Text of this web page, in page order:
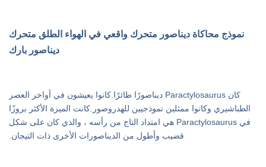
نموذج محاكاة ديناصور متحرك واقعي في الهواء الطلق متحرك
ديناصور بارك
كان Paractylosaurus ديناصورًا طائرًا.كانوا يعيشون في أواخر العصر
الطباشيري وكانوا ممثلين نموذجيين للهدروصور.كانت الميزة الأكثر بروزًا
في Paractylosaurus هي امتداد التاج من رأسه ، والذي كان على شكل
قضيب وأطول من الديناصورات الأخرى ذات التيجان.